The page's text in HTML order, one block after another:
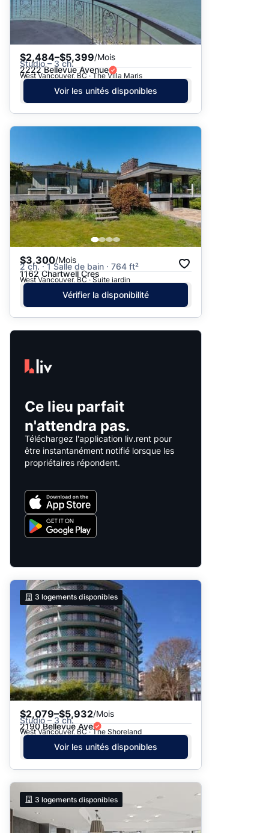
$2,484–$5,399/Mois
Studio – 3 ch.
2222 Bellevue Avenue
West Vancouver, BC · The Villa Maris
Voir les unités disponibles
$3,300/Mois
2 ch. · 1 Salle de bain · 764 ft²
1162 Chartwell Cres
West Vancouver, BC · Suite jardin
Vérifier la disponibilité
Ce lieu parfait
n'attendra pas.
Téléchargez l'application liv.rent pour
être instantanément notifié lorsque les
propriétaires répondent.
3 logements disponibles
$2,079–$5,932/Mois
Studio – 3 ch.
2190 Bellevue Ave
West Vancouver, BC · The Shoreland
Voir les unités disponibles
3 logements disponibles